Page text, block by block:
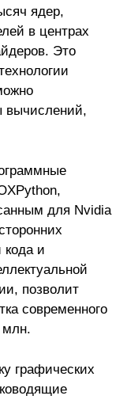
ядер,
в центрах
Это
вычислений,
для Nvidia
кода и
позволит
современного
млн.
графических